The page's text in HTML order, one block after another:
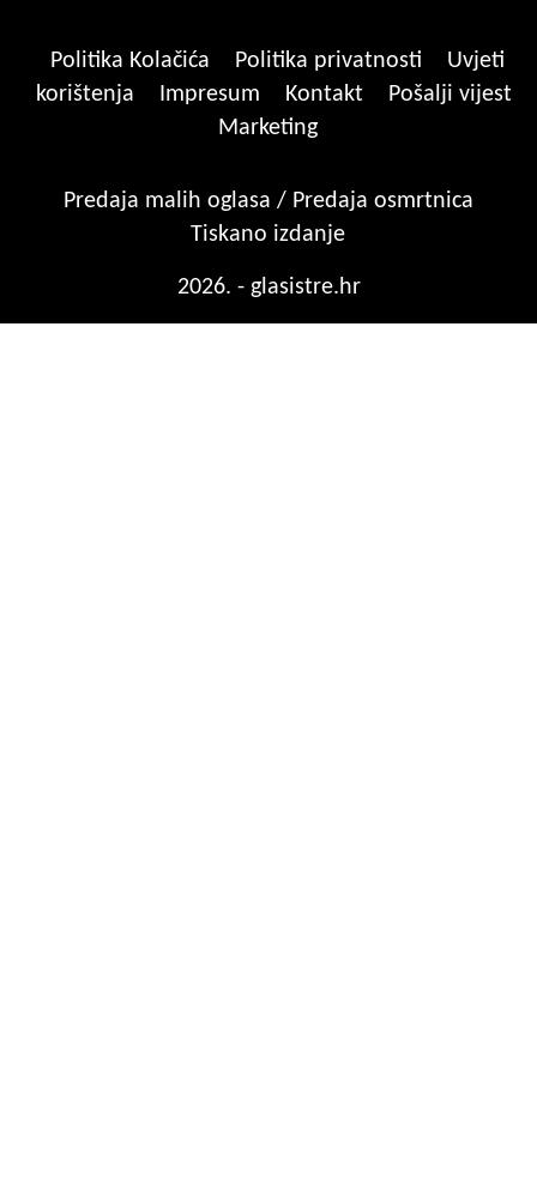
Politika Kolačića Politika privatnosti
Uvjeti
korištenja
Impresum Kontakt
Pošalji vijest
Marketing
Predaja malih oglasa / Predaja osmrtnica
Tiskano izdanje
2026. - glasistre.hr